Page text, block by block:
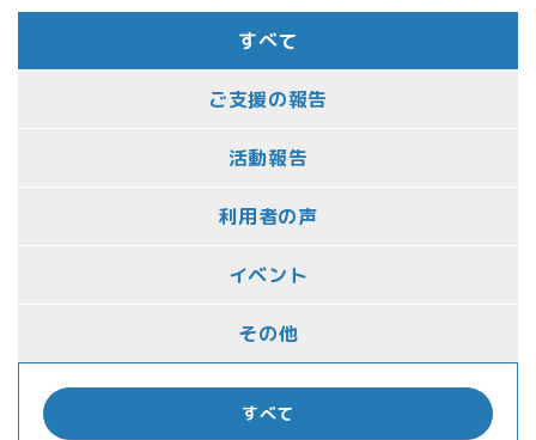
すべて
ご支援の報告
活動報告
利用者の声
イベント
その他
すべて